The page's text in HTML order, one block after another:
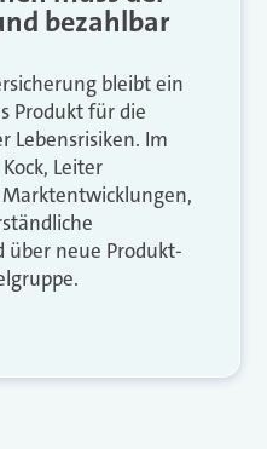
bezahlbar
bleibt ein
Produkt für die
Lebensrisiken. Im
Leiter
über neue Produkt-